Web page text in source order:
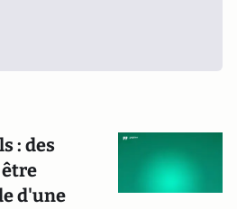
: des
d'une